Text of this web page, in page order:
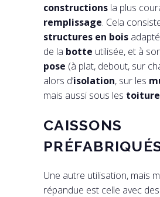
constructions la plus
remplissage. Cela
structures en bois
de la botte utilisée, et à
pose (à plat, debout, sur
alors d’isolation, sur les
mais aussi sous les
CAISSONS
Une autre utilisation, mais
répandue est celle avec des